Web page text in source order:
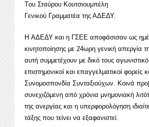
Tου Σταύρου Κουτσιουμπέλη
Γενικού Γραμματέα της ΑΔΕΔΥ.
H ΑΔΕΔΥ και η ΓΣΕΕ αποφάσισαν ως
κινητοποίησης με 24ωρη γενική απεργία
αυτή συμμετέχουν με δικό τους
επιστημονικοί και επαγγελματικοί φορείς
Συνομοσπονδία Συνταξιούχων. Κοινά
συνεχιζόμενη από χρόνια μνημονιακή
της ανεργίας και η υπερφορολόγηση
τάξης που τείνει να εξαφανιστεί.